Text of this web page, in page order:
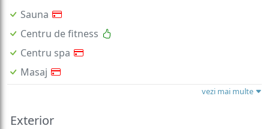
Sauna
Centru de fitness
Centru spa
Masaj
vezi mai multe
Exterior